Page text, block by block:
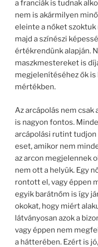
a franciák is tudnak
nem is akármilyen
eleinte a nőket szoktuk
majd a színészi
értékrendünk alapján.
maszkmestereket is
megjelenítéséhez ők is
mértékben.
Az arcápolás nem csak
is nagyon fontos.
arcápolási rutint tudjon
eset, amikor nem
az arcon megjelennek
nem ott a helyük. Egy
rontott el, vagy éppen
egyik barátnőm is így
okokat, hogy miért
látványosan azok a
vagy éppen nem
a hátterében. Ezért is